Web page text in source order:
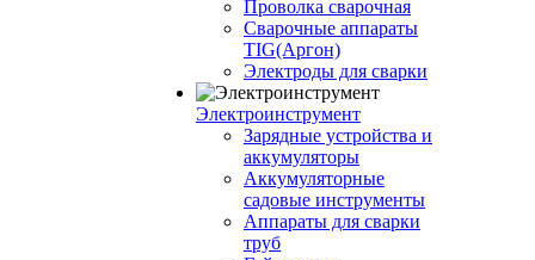
Проволка сварочная
Сварочные аппараты
TIG(Аргон)
Электроды для сварки
Электроинструмент
Зарядные устройства и
аккумуляторы
Аккумуляторные
садовые инструменты
Аппараты для сварки
труб